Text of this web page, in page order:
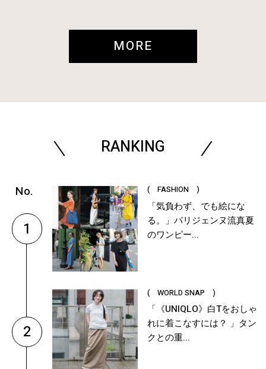
MORE
RANKING
1
( FASHION )
「気負わず、でも絵にな
る。」パリジェンヌ流真夏
のワンピー...
2
( WORLD SNAP )
「《UNIQLO》白Tをおしゃ
れに着こなすには？ 」タン
クとの重...